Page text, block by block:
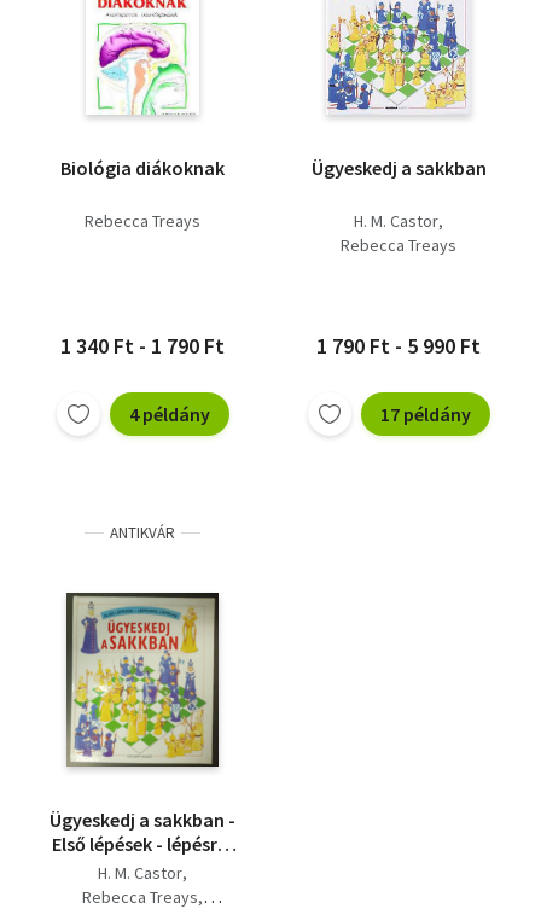
Biológia diákoknak
Rebecca Treays
1 340 Ft - 1 790 Ft
4 példány
Ügyeskedj a sakkban
H. M. Castor
Rebecca Treays
1 790 Ft - 5 990 Ft
17 példány
ANTIKVÁR
Ügyeskedj a sakkban -
Első lépések - lépésről
lépésre - Megkímélt
állapotban
H. M. Castor
Rebecca Treays